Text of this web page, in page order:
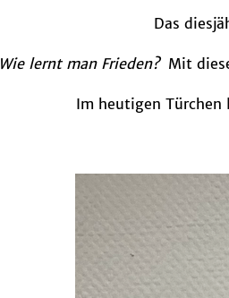
Das
Wie lernt man Frieden? Mit
Im heutigen Türchen